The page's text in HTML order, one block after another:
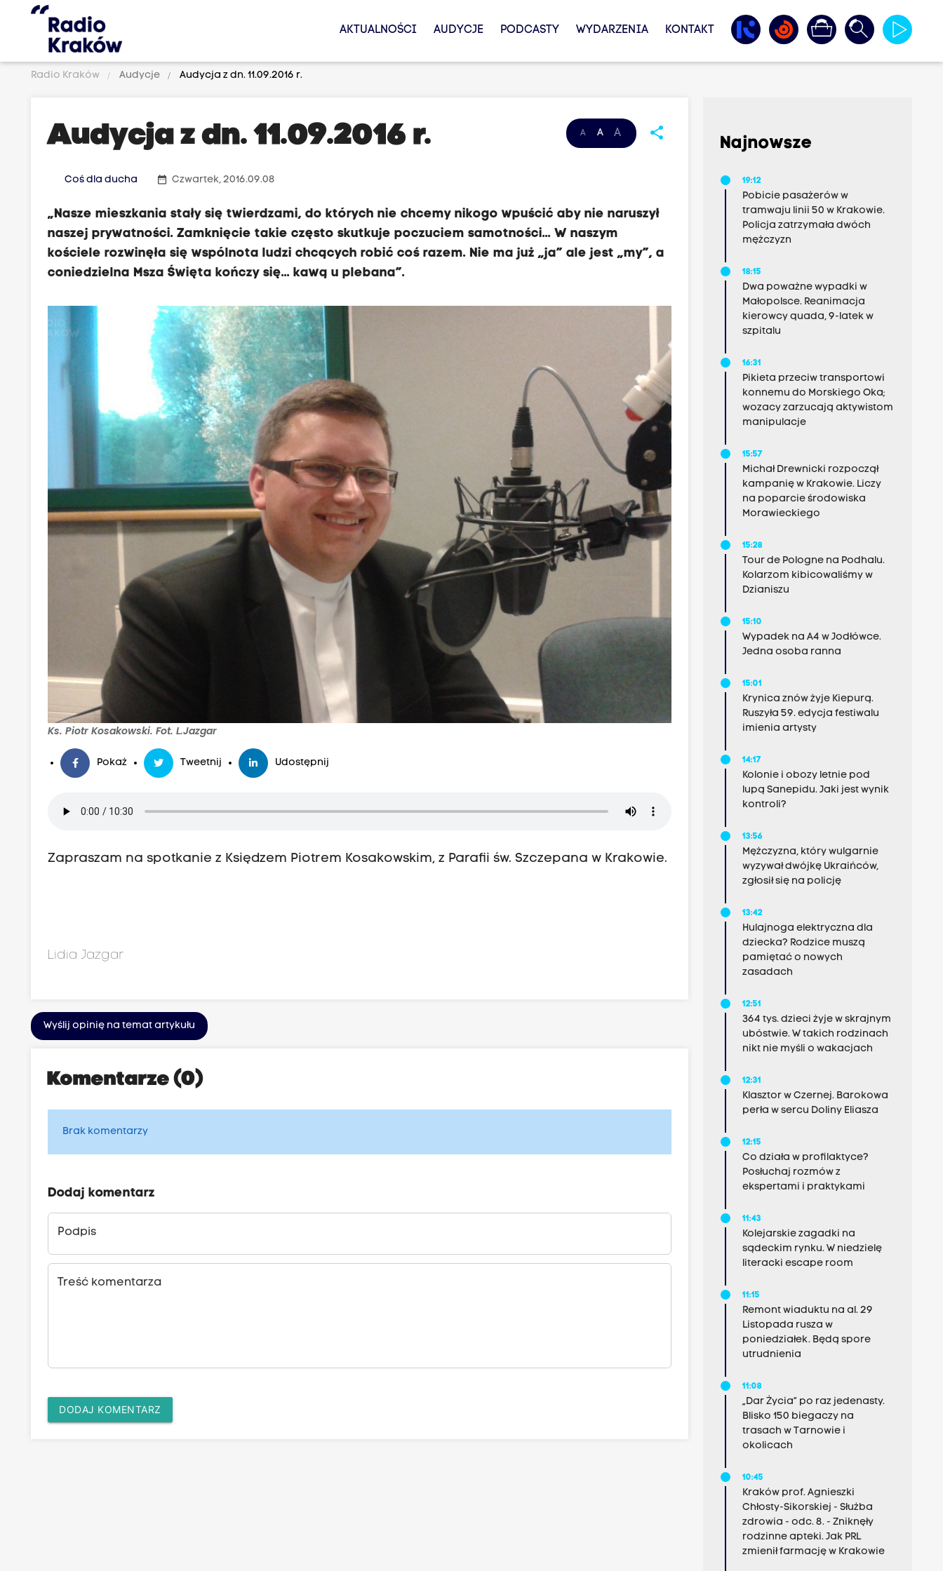
AKTUALNOŚCI AUDYCJE PODCASTY WYDARZENIA KONTAKT
Radio Kraków Audycje Audycja z dn. 11.09.2016 r.
A A A share
Audycja z dn. 11.09.2016 r.
Coś dla ducha date_range Czwartek, 2016.09.08
„Nasze mieszkania stały się twierdzami, do których nie chcemy nikogo wpuścić aby nie naruszył
naszej prywatności. Zamknięcie takie często skutkuje poczuciem samotności... W naszym
kościele rozwinęła się wspólnota ludzi chcących robić coś razem. Nie ma już „ja” ale jest „my”, a
coniedzielna Msza Święta kończy się... kawą u plebana”.
Ks. Piotr Kosakowski. Fot. L.Jazgar
Pokaż Tweetnij Udostępnij
Zapraszam na spotkanie z Księdzem Piotrem Kosakowskim, z Parafii św. Szczepana w Krakowie.
Lidia Jazgar
Wyślij opinię na temat artykułu
Komentarze (0)
Brak komentarzy
Dodaj komentarz
Podpis
Treść komentarza
DODAJ KOMENTARZ
Najnowsze
19:12
Pobicie pasażerów w
tramwaju linii 50 w Krakowie.
Policja zatrzymała dwóch
mężczyzn
18:15
Dwa poważne wypadki w
Małopolsce. Reanimacja
kierowcy quada, 9-latek w
szpitalu
16:31
Pikieta przeciw transportowi
konnemu do Morskiego Oka;
wozacy zarzucają aktywistom
manipulacje
15:57
Michał Drewnicki rozpoczął
kampanię w Krakowie. Liczy
na poparcie środowiska
Morawieckiego
15:28
Tour de Pologne na Podhalu.
Kolarzom kibicowaliśmy w
Dzianiszu
15:10
Wypadek na A4 w Jodłówce.
Jedna osoba ranna
15:01
Krynica znów żyje Kiepurą.
Ruszyła 59. edycja festiwalu
imienia artysty
14:17
Kolonie i obozy letnie pod
lupą Sanepidu. Jaki jest wynik
kontroli?
13:56
Mężczyzna, który wulgarnie
wyzywał dwójkę Ukraińców,
zgłosił się na policję
13:42
Hulajnoga elektryczna dla
dziecka? Rodzice muszą
pamiętać o nowych
zasadach
12:51
364 tys. dzieci żyje w skrajnym
ubóstwie. W takich rodzinach
nikt nie myśli o wakacjach
12:31
Klasztor w Czernej. Barokowa
perła w sercu Doliny Eliasza
12:15
Co działa w profilaktyce?
Posłuchaj rozmów z
ekspertami i praktykami
11:43
Kolejarskie zagadki na
sądeckim rynku. W niedzielę
literacki escape room
11:15
Remont wiaduktu na al. 29
Listopada rusza w
poniedziałek. Będą spore
utrudnienia
11:08
„Dar Życia” po raz jedenasty.
Blisko 150 biegaczy na
trasach w Tarnowie i
okolicach
10:45
Kraków prof. Agnieszki
Chłosty-Sikorskiej - Służba
zdrowia - odc. 8. - Zniknęły
rodzinne apteki. Jak PRL
zmienił farmację w Krakowie